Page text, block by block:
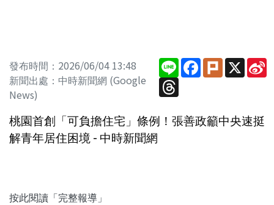
發布時間：2026/06/04 13:48
新聞出處：中時新聞網 (Google
News)
LineFacebook
PlurkX
Threads
桃園首創「可負擔住宅」條例！張善政籲中央速挺
解青年居住困境 - 中時新聞網
按此閱讀「完整報導」